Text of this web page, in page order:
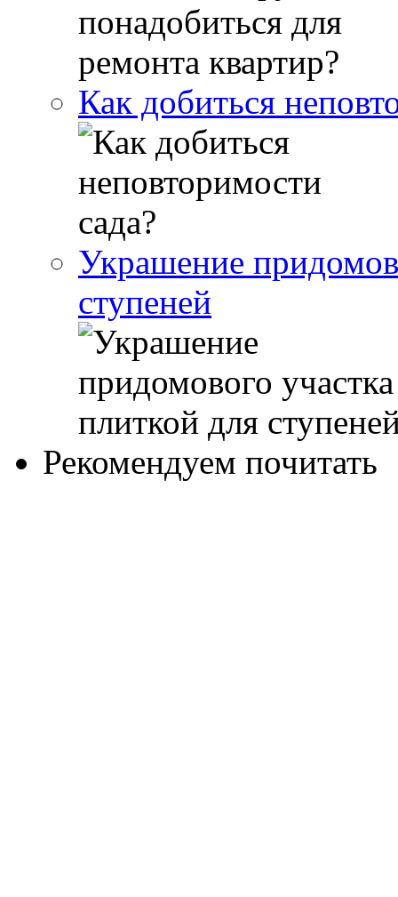
Как добиться
Украшение
ступеней
Рекомендуем почитать